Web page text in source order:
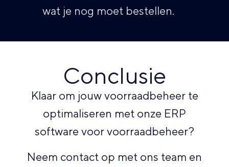
wat je nog moet bestellen.
Conclusie
Klaar om jouw voorraadbeheer te
optimaliseren met onze ERP
software voor voorraadbeheer?
Neem contact op met ons team en